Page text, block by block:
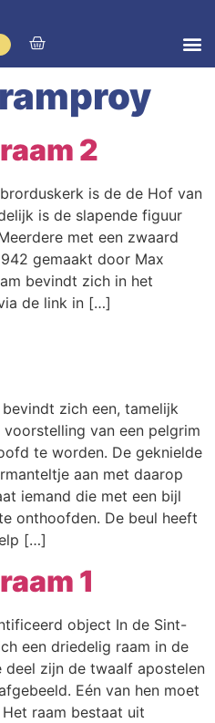
2
is de de Hof van
is de slapende figuur
met een zwaard
gemaakt door Max
bevindt zich in het
de link in […]
zich een, tamelijk
van een pelgrim
te worden. De geknielde
aan met daarop
iemand die met een bijl
onthoofden. De beul heeft
[…]
1
object In de Sint-
een driedelig raam in de
zijn de twaalf apostelen
Eén van hen moet
raam bestaat uit